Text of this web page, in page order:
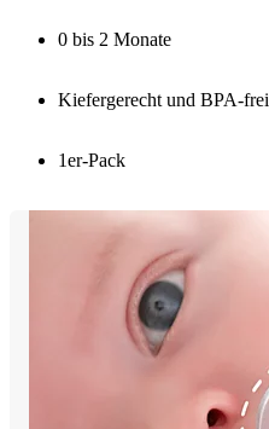
0 bis 2 Monate
Kiefergerecht und BPA-frei
1er-Pack